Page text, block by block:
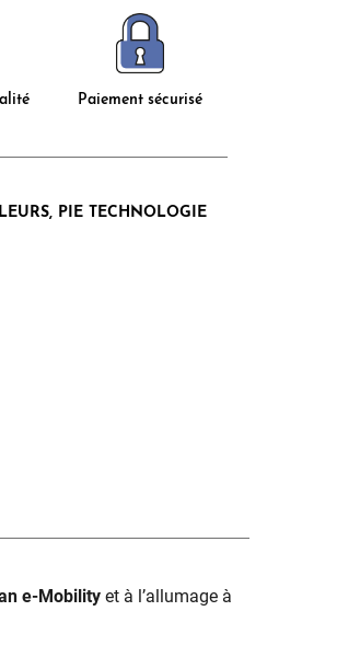
Paiement sécurisé
PIE TECHNOLOGIE
e-Mobility et à l’allumage à